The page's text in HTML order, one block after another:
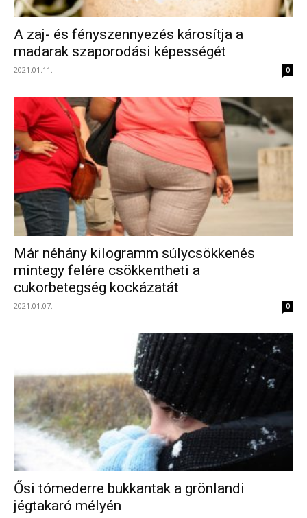
A zaj- és fényszennyezés károsítja a
madarak szaporodási képességét
2021.01.11. 0
Már néhány kilogramm súlycsökkenés
mintegy felére csökkentheti a
cukorbetegség kockázatát
2021.01.07. 0
Ősi tómederre bukkantak a grönlandi
jégtakaró mélyén